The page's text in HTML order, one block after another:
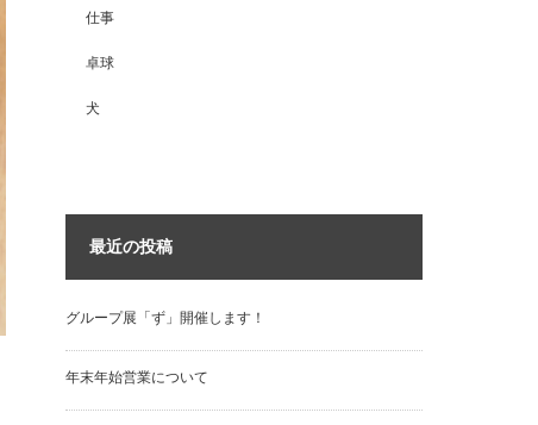
仕事
卓球
犬
最近の投稿
グループ展「ず」開催します！
年末年始営業について